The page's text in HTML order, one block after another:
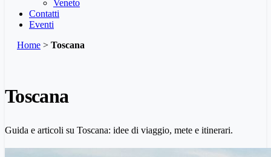
Veneto
Contatti
Eventi
Home > Toscana
Toscana
Guida e articoli su Toscana: idee di viaggio, mete e itinerari.